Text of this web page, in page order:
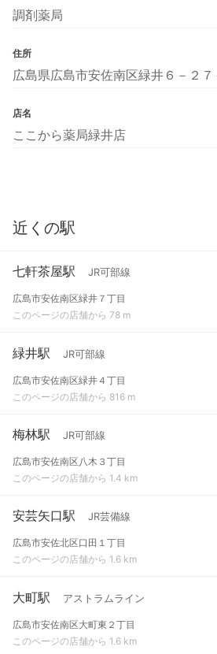
調剤薬局
住所
広島県広島市安佐南区緑井６－２７
店名
ここから薬局緑井店
近くの駅
七軒茶屋駅 JR可部線
広島市安佐南区緑井７丁目
このページの店舗から 78 m
緑井駅 JR可部線
広島市安佐南区緑井４丁目
このページの店舗から 816 m
梅林駅 JR可部線
広島市安佐南区八木３丁目
このページの店舗から 1.4 km
安芸矢口駅 JR芸備線
広島市安佐北区口田１丁目
このページの店舗から 1.6 km
大町駅 アストラムライン
広島市安佐南区大町東２丁目
このページの店舗から 1.6 km